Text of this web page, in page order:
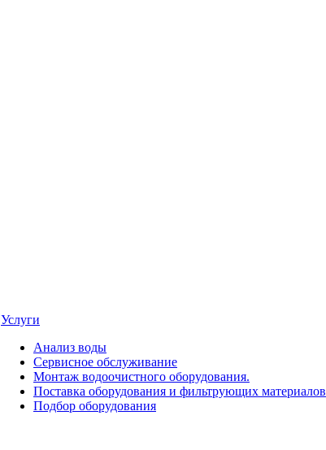
Услуги
Анализ воды
Сервисное обслуживание
Монтаж водоочистного оборудования.
Поставка оборудования и фильтрующих материалов
Подбор оборудования